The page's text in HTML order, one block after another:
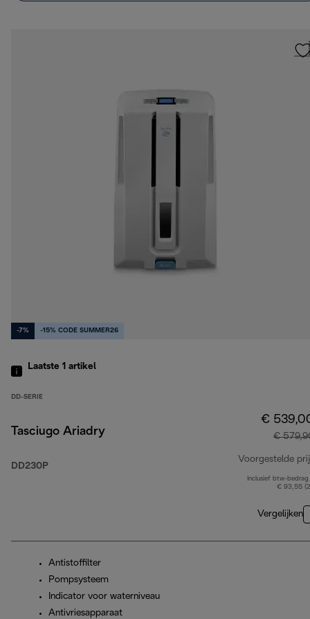
-7% -15% CODE SUMMER26
Laatste 1 artikel
DD-SERIE
Tasciugo Ariadry
DD230P
€
€
Voorgestelde
Inclusief btw-bedrag
€ 93,55
Vergelijken
Antistoffilter
Pompsysteem
Indicator voor waterniveau
Antivriesapparaat